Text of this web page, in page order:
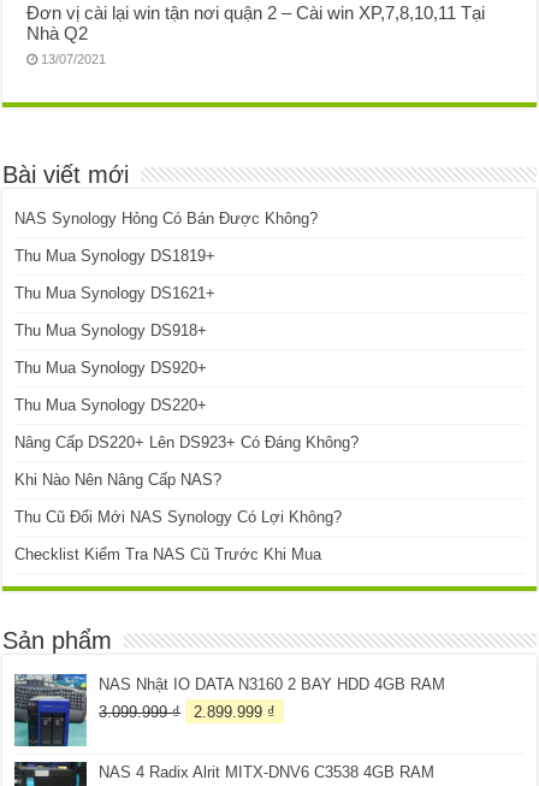
Đơn vị cài lại win tận nơi quận 2 – Cài win XP,7,8,10,11 Tại
Nhà Q2
13/07/2021
Bài viết mới
NAS Synology Hỏng Có Bán Được Không?
Thu Mua Synology DS1819+
Thu Mua Synology DS1621+
Thu Mua Synology DS918+
Thu Mua Synology DS920+
Thu Mua Synology DS220+
Nâng Cấp DS220+ Lên DS923+ Có Đáng Không?
Khi Nào Nên Nâng Cấp NAS?
Thu Cũ Đổi Mới NAS Synology Có Lợi Không?
Checklist Kiểm Tra NAS Cũ Trước Khi Mua
Sản phẩm
NAS Nhật IO DATA N3160 2 BAY HDD 4GB RAM
3.099.999₫
Giá
3.099.999 ₫.
2.899.999 ₫
là:
NAS 4 Radix Alrit MITX-DNV6 C3538 4GB RAM